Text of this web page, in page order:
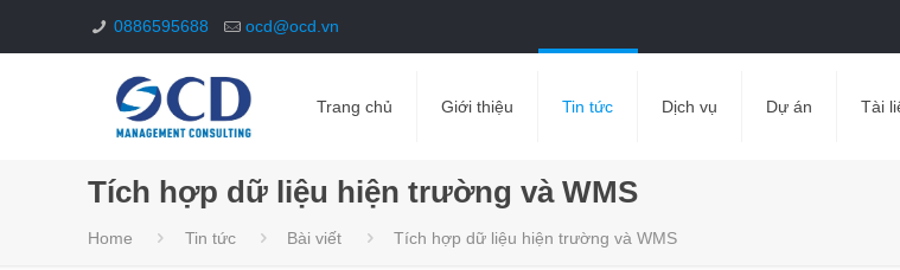
0886595688 ocd@ocd.vn
Trang chủ Giới thiệu Tin tức Dịch vụ Dự án Tài
Tích hợp dữ liệu hiện trường và WMS
Home Tin tức Bài viết Tích hợp dữ liệu hiện trường và WMS